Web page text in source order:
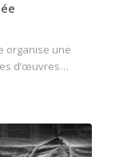
organise une
d’œuvres…